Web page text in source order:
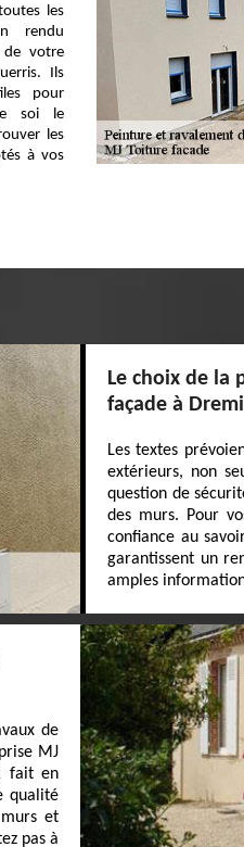
les
rendu
de votre
Ils
pour
soi le
les
à vos
Le choix de la
façade à
Les textes
extérieurs, non
question de
des murs. Pour
confiance au
garantissent un
amples
de
MJ
fait en
qualité
et
pas à